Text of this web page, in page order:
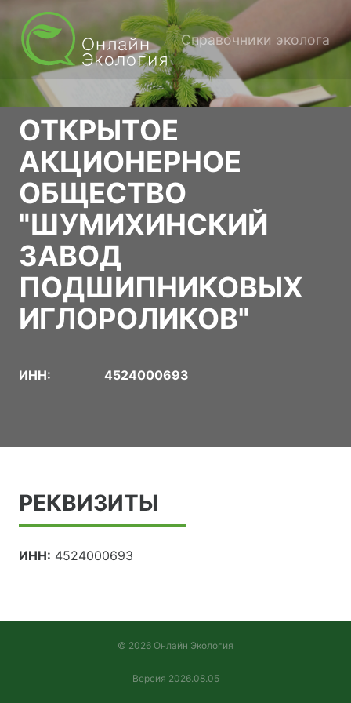
Справочники эколога
ОТКРЫТОЕ
АКЦИОНЕРНОЕ
ОБЩЕСТВО
"ШУМИХИНСКИЙ
ЗАВОД
ПОДШИПНИКОВЫХ
ИГЛОРОЛИКОВ"
ИНН: 4524000693
РЕКВИЗИТЫ
ИНН: 4524000693
© 2026 Онлайн Экология
Версия 2026.08.05